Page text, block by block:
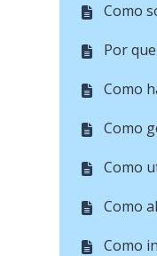
Como
Por
Como
Como
Como
Como
Como